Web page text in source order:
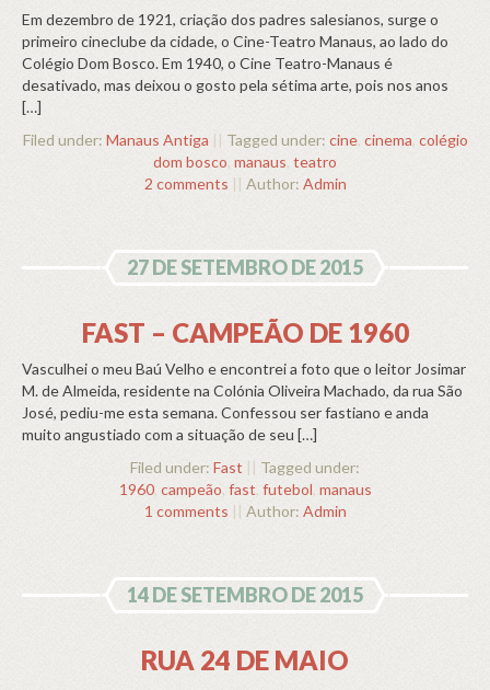
Em dezembro de 1921, criação dos padres salesianos, surge o
primeiro cineclube da cidade, o Cine-Teatro Manaus, ao lado do
Colégio Dom Bosco. Em 1940, o Cine Teatro-Manaus é
desativado, mas deixou o gosto pela sétima arte, pois nos anos
[…]
Filed under: Manaus Antiga || Tagged under: cine, cinema, colégio
dom bosco, manaus, teatro
2 comments || Author: Admin
27 DE SETEMBRO DE 2015
FAST – CAMPEÃO DE 1960
Vasculhei o meu Baú Velho e encontrei a foto que o leitor Josimar
M. de Almeida, residente na Colónia Oliveira Machado, da rua São
José, pediu-me esta semana. Confessou ser fastiano e anda
muito angustiado com a situação de seu […]
Filed under: Fast || Tagged under:
1960, campeão, fast, futebol, manaus
1 comments || Author: Admin
14 DE SETEMBRO DE 2015
RUA 24 DE MAIO